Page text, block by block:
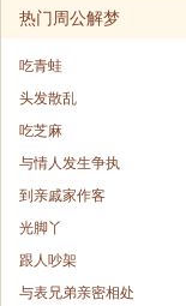
热门周公解梦
吃青蛙
头发散乱
吃芝麻
与情人发生争执
到亲戚家作客
光脚丫
跟人吵架
与表兄弟亲密相处